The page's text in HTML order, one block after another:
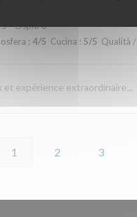
- Ospiti 6
: 4/5 Cucina : 5/5 Qualità
et expérience extraordinaire...
1 2 3